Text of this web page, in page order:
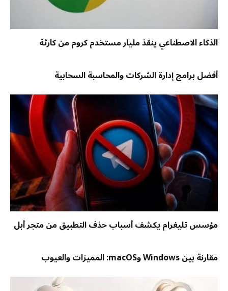
الذكاء الاصطناعي ينقذ مليار مستخدم كروم من كارثة
أفضل برامج إدارة الشركات والمحاسبة السحابية
مؤسس تليغرام يكشف أسباب حذف التطبيق من متجر أبل
مقارنة بين Windows وmacOS: المميزات والعيوب